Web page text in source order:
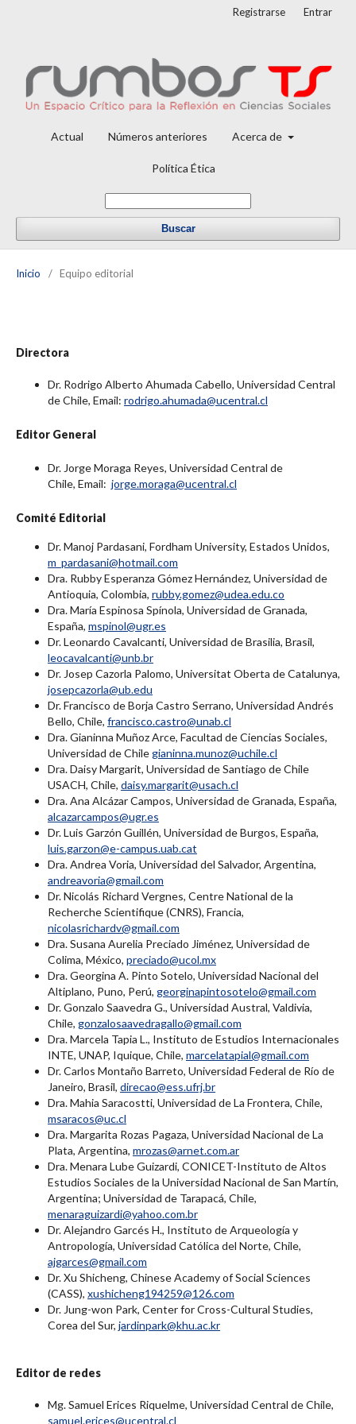
Actual Números anteriores Acerca de
Política Ética
Buscar
Registrarse Entrar
Inicio / Equipo editorial
Directora
Dr. Rodrigo Alberto Ahumada Cabello, Universidad Central
de Chile, Email: rodrigo.ahumada@ucentral.cl
Editor General
Dr. Jorge Moraga Reyes, Universidad Central de
Chile, Email: jorge.moraga@ucentral.cl
Comité Editorial
Dr. Manoj Pardasani, Fordham University, Estados Unidos,
m_pardasani@hotmail.com
Dra. Rubby Esperanza Gómez Hernández, Universidad de
Antioquia, Colombia, rubby.gomez@udea.edu.co
Dra. María Espinosa Spínola, Universidad de Granada,
España, mspinol@ugr.es
Dr. Leonardo Cavalcanti, Universidad de Brasilia, Brasil,
leocavalcanti@unb.br
Dr. Josep Cazorla Palomo, Universitat Oberta de Catalunya,
josepcazorla@ub.edu
Dr. Francisco de Borja Castro Serrano, Universidad Andrés
Bello, Chile, francisco.castro@unab.cl
Dra. Gianinna Muñoz Arce, Facultad de Ciencias Sociales,
Universidad de Chilegianinna.munoz@uchile.cl
Dra. Daisy Margarit, Universidad de Santiago de Chile
USACH, Chile, daisy.margarit@usach.cl
Dra. Ana Alcázar Campos, Universidad de Granada, España,
alcazarcampos@ugr.es
Dr. Luis Garzón Guillén, Universidad de Burgos, España,
luis.garzon@e-campus.uab.cat
Dra. Andrea Voria, Universidad del Salvador, Argentina,
andreavoria@gmail.com
Dr. Nicolás Richard Vergnes, Centre National de la
Recherche Scientifique (CNRS), Francia,
nicolasrichardv@gmail.com
Dra. Susana Aurelia Preciado Jiménez, Universidad de
Colima, México, preciado@ucol.mx
Dra. Georgina A. Pinto Sotelo, Universidad Nacional del
Altiplano, Puno, Perú, georginapintosotelo@gmail.com
Dr. Gonzalo Saavedra G., Universidad Austral, Valdivia,
Chile, gonzalosaavedragallo@gmail.com
Dra. Marcela Tapia L., Instituto de Estudios Internacionales
INTE, UNAP, Iquique, Chile, marcelatapial@gmail.com
Dr. Carlos Montaño Barreto, Universidad Federal de Río de
Janeiro, Brasil, direcao@ess.ufrj.br
Dra. Mahia Saracostti, Universidad de La Frontera, Chile,
msaracos@uc.cl
Dra. Margarita Rozas Pagaza, Universidad Nacional de La
Plata, Argentina, mrozas@arnet.com.ar
Dra. Menara Lube Guizardi, CONICET-Instituto de Altos
Estudios Sociales de la Universidad Nacional de San Martín,
Argentina; Universidad de Tarapacá, Chile,
menaraguizardi@yahoo.com.br
Dr. Alejandro Garcés H., Instituto de Arqueología y
Antropología, Universidad Católica del Norte, Chile,
ajgarces@gmail.com
Dr. Xu Shicheng, Chinese Academy of Social Sciences
(CASS), xushicheng194259@126.com
Dr. Jung-won Park, Center for Cross-Cultural Studies,
Corea del Sur, jardinpark@khu.ac.kr
Editor de redes
Mg. Samuel Erices Riquelme, Universidad Central de Chile,
samuel.erices@ucentral.cl